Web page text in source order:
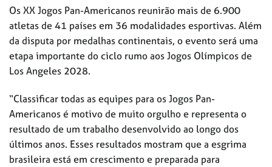
Os XX Jogos Pan-Americanos reunirão mais de 6.900
atletas de 41 países em 36 modalidades esportivas. Além
da disputa por medalhas continentais, o evento será uma
etapa importante do ciclo rumo aos Jogos Olímpicos de
Los Angeles 2028.
“Classificar todas as equipes para os Jogos Pan-
Americanos é motivo de muito orgulho e representa o
resultado de um trabalho desenvolvido ao longo dos
últimos anos. Esses resultados mostram que a esgrima
brasileira está em crescimento e preparada para